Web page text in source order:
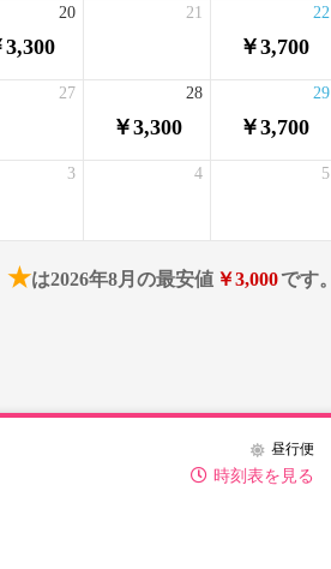
3,300
20 21
￥3,700
22
27
￥3,300
28
￥3,700
29
3 4 5
★は2026年8月の最安値 ￥3,000です。
時刻表を見る
昼行便